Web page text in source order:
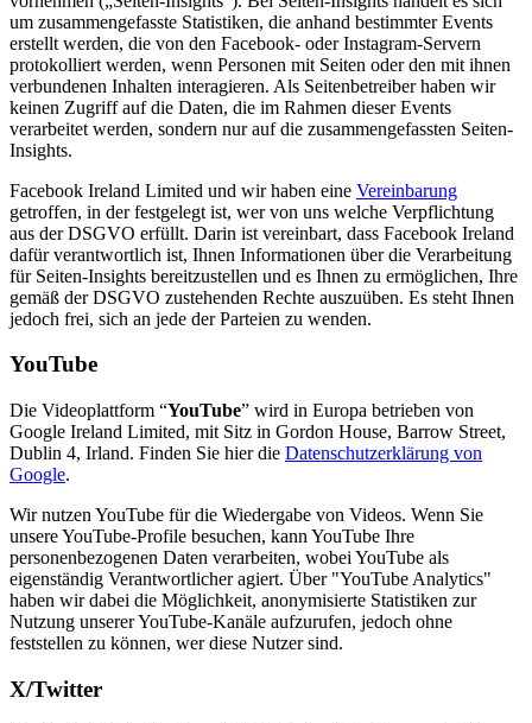
um zusammengefasste Statistiken, die anhand bestimmter Events
erstellt werden, die von den Facebook- oder Instagram-Servern
protokolliert werden, wenn Personen mit Seiten oder den mit ihnen
verbundenen Inhalten interagieren. Als Seitenbetreiber haben wir
keinen Zugriff auf die Daten, die im Rahmen dieser Events
verarbeitet werden, sondern nur auf die zusammengefassten Seiten-
Insights.
Facebook Ireland Limited und wir haben eine Vereinbarung
getroffen, in der festgelegt ist, wer von uns welche Verpflichtung
aus der DSGVO erfüllt. Darin ist vereinbart, dass Facebook Ireland
dafür verantwortlich ist, Ihnen Informationen über die Verarbeitung
für Seiten-Insights bereitzustellen und es Ihnen zu ermöglichen, Ihre
gemäß der DSGVO zustehenden Rechte auszuüben. Es steht Ihnen
jedoch frei, sich an jede der Parteien zu wenden.
YouTube
Die Videoplattform “YouTube” wird in Europa betrieben von
Google Ireland Limited, mit Sitz in Gordon House, Barrow Street,
Dublin 4, Irland. Finden Sie hier die Datenschutzerklärung von
Google.
Wir nutzen YouTube für die Wiedergabe von Videos. Wenn Sie
unsere YouTube-Profile besuchen, kann YouTube Ihre
personenbezogenen Daten verarbeiten, wobei YouTube als
eigenständig Verantwortlicher agiert. Über "YouTube Analytics"
haben wir dabei die Möglichkeit, anonymisierte Statistiken zur
Nutzung unserer YouTube-Kanäle aufzurufen, jedoch ohne
feststellen zu können, wer diese Nutzer sind.
X/Twitter